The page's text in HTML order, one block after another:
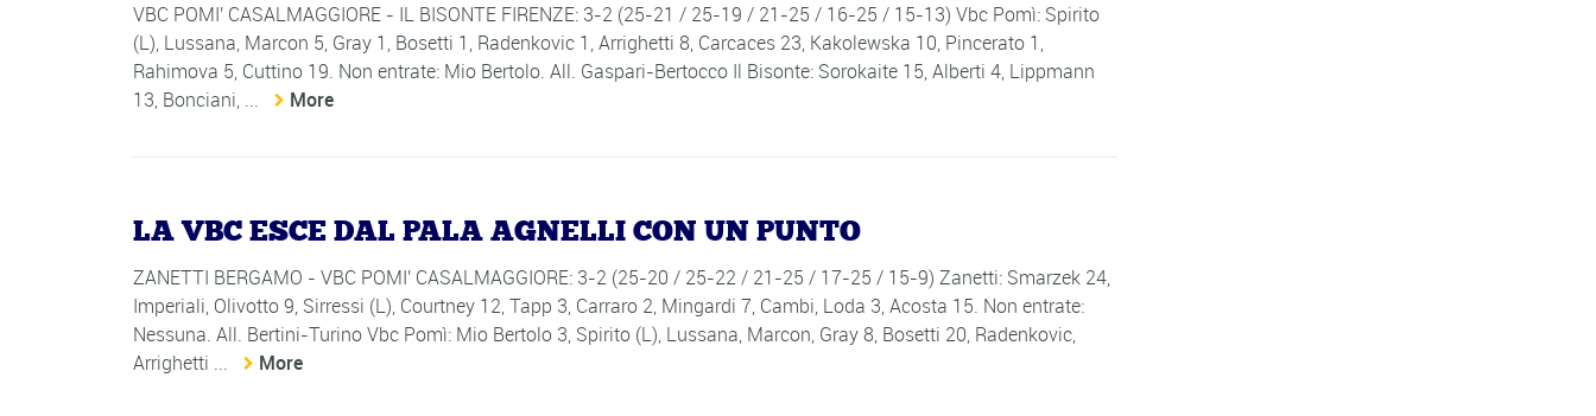
VBC POMI' CASALMAGGIORE - IL BISONTE FIRENZE: 3-2 (25-21 / 25-19 / 21-25 / 16-25 / 15-13) Vbc Pomì: Spirito
(L), Lussana, Marcon 5, Gray 1, Bosetti 1, Radenkovic 1, Arrighetti 8, Carcaces 23, Kakolewska 10, Pincerato 1,
Rahimova 5, Cuttino 19. Non entrate: Mio Bertolo. All. Gaspari-Bertocco Il Bisonte: Sorokaite 15, Alberti 4, Lippmann
13, Bonciani, ...
More
LA VBC ESCE DAL PALA AGNELLI CON UN PUNTO
ZANETTI BERGAMO - VBC POMI' CASALMAGGIORE: 3-2 (25-20 / 25-22 / 21-25 / 17-25 / 15-9) Zanetti: Smarzek 24,
Imperiali, Olivotto 9, Sirressi (L), Courtney 12, Tapp 3, Carraro 2, Mingardi 7, Cambi, Loda 3, Acosta 15. Non entrate:
Nessuna. All. Bertini-Turino Vbc Pomì: Mio Bertolo 3, Spirito (L), Lussana, Marcon, Gray 8, Bosetti 20, Radenkovic,
Arrighetti ...
More